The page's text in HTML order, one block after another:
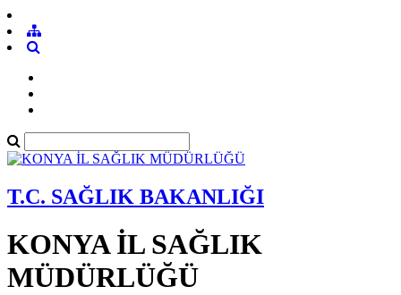
T.C. SAĞLIK BAKANLIĞI
KONYA İL SAĞLIK
MÜDÜRLÜĞÜ